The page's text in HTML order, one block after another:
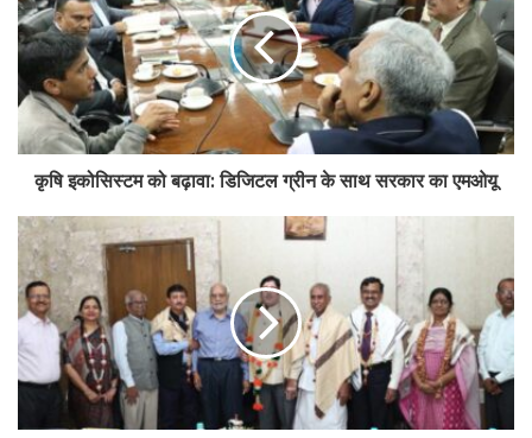
कृषि इकोसिस्टम को बढ़ावा: डिजिटल ग्रीन के साथ सरकार का एमओयू